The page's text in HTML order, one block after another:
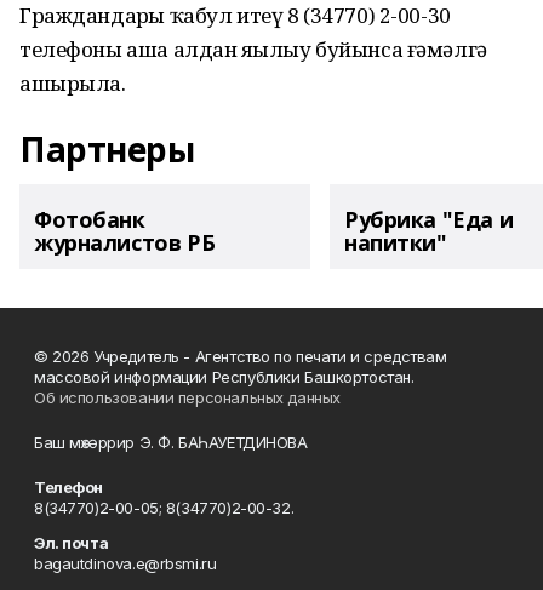
Граждандарҙы ҡабул итеү 8 (34770) 2-00-30
телефоны аша алдан яҙылыу буйынса ғәмәлгә
ашырыла.
Партнеры
Фотобанк
журналистов РБ
Рубрика "Еда и
напитки"
© 2026 Учредитель - Агентство по печати и средствам
массовой информации Республики Башкортостан.
Об использовании персональных данных
Баш мөхәррир Э. Ф. БАҺАУЕТДИНОВА
Телефон
8(34770)2-00-05; 8(34770)2-00-32.
Эл. почта
bagautdinova.e@rbsmi.ru